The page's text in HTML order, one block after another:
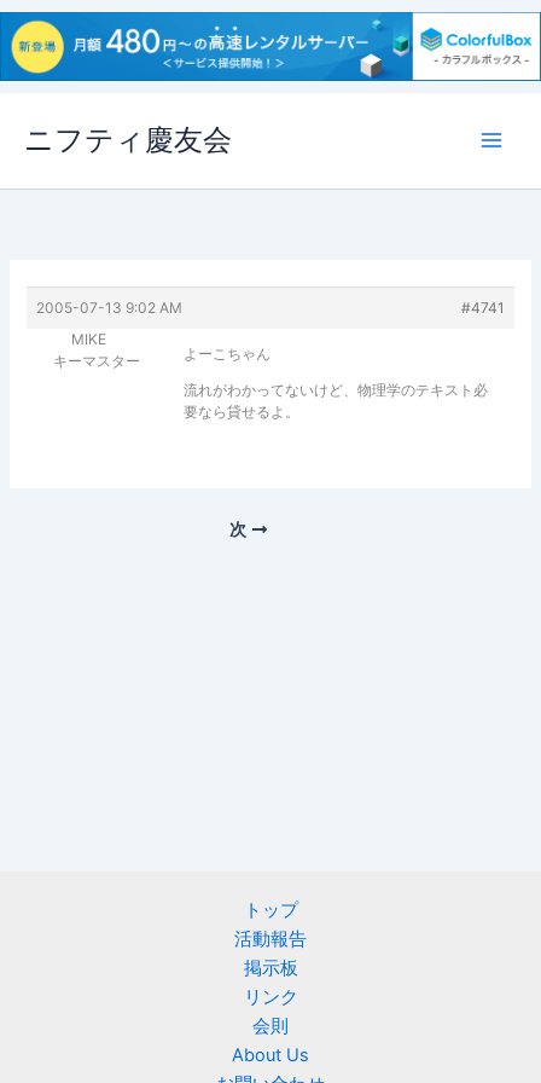
ス
ニフティ慶友会
2005-07-13 9:02 AM
#4741
MIKE
キーマスター
よーこちゃん
流れがわかってないけど、物理学のテキスト必
要なら貸せるよ。
次
トップ
活動報告
掲示板
リンク
会則
About Us